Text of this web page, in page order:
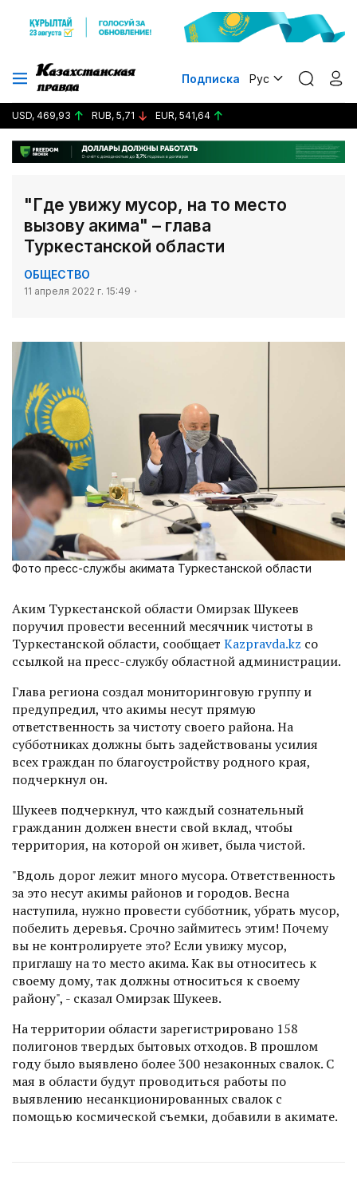
Подписка Рус
USD, 469,93 RUB, 5,71 EUR, 541,64
"Где увижу мусор, на то место
вызову акима" – глава
Туркестанской области
ОБЩЕСТВО
11 апреля 2022 г. 15:49
Фото пресс-службы акимата Туркестанской области
Аким Туркестанской области Омирзак Шукеев
поручил провести весенний месячник чистоты в
Туркестанской области, сообщает Kazpravda.kz со
ссылкой на пресс-службу областной администрации.
Глава региона создал мониторинговую группу и
предупредил, что акимы несут прямую
ответственность за чистоту своего района. На
субботниках должны быть задействованы усилия
всех граждан по благоустройству родного края,
подчеркнул он.
Шукеев подчеркнул, что каждый сознательный
гражданин должен внести свой вклад, чтобы
территория, на которой он живет, была чистой.
"Вдоль дорог лежит много мусора. Ответственность
за это несут акимы районов и городов. Весна
наступила, нужно провести субботник, убрать мусор,
побелить деревья. Срочно займитесь этим! Почему
вы не контролируете это? Если увижу мусор,
приглашу на то место акима. Как вы относитесь к
своему дому, так должны относиться к своему
району", - сказал Омирзак Шукеев.
На территории области зарегистрировано 158
полигонов твердых бытовых отходов. В прошлом
году было выявлено более 300 незаконных свалок. С
мая в области будут проводиться работы по
выявлению несанкционированных свалок с
помощью космической съемки, добавили в акимате.